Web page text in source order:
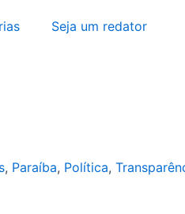
Seja um redator
, Paraíba, Política,